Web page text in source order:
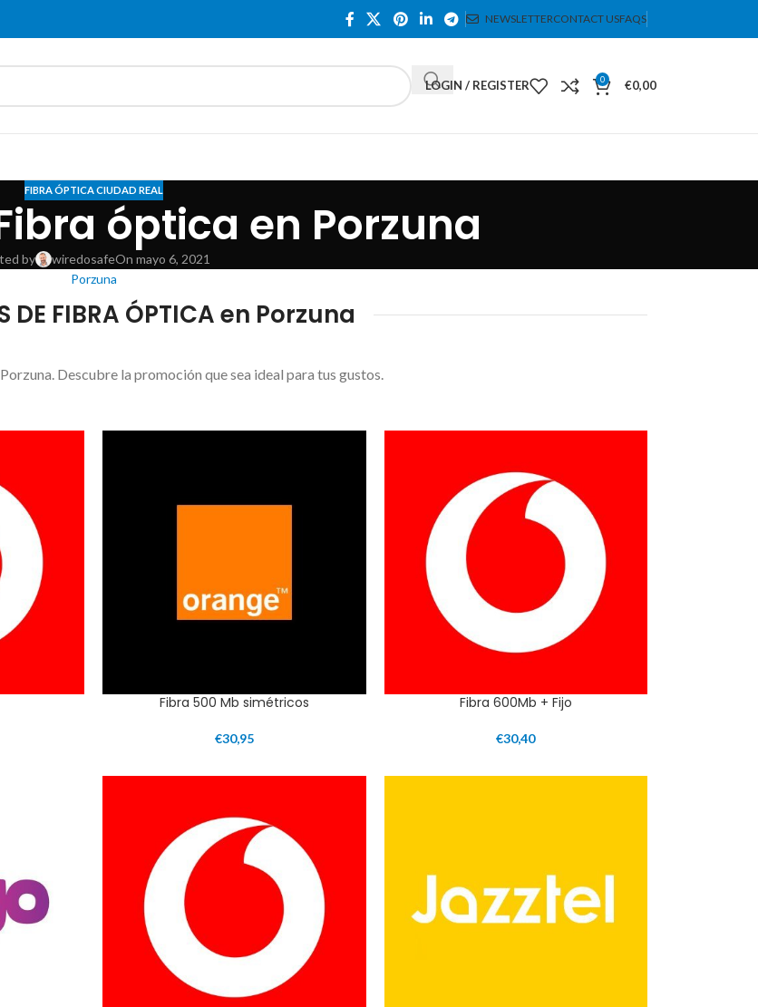
NEWSLETTERCONTACT USFAQS
LOGIN / REGISTER 0 €0,00
FIBRA ÓPTICA CIUDAD REAL
óptica en Porzuna
by wiredosafeOn mayo 6, 2021
Porzuna
DE FIBRA ÓPTICA en Porzuna
Descubre la promoción que sea ideal para tus gustos.
Fibra 500 Mb simétricos
€30,95
Fibra 600Mb + Fijo
€30,40